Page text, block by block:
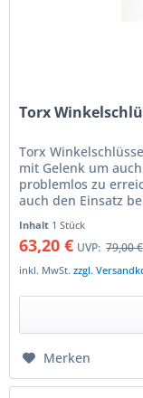
Torx
Torx
mit Gelenk um
problemlos zu
auch den Einsatz
Inhalt 1 Stück
63,20 € UVP: 79,00 €
inkl. MwSt.zzgl.
Merken